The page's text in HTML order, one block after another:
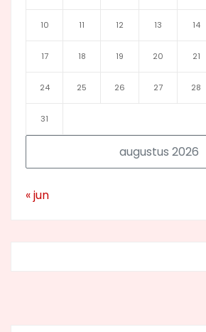
augustus 2026
10 11 12 13 14
17 18 19 20 21
24 25 26 27 28
31
« jun